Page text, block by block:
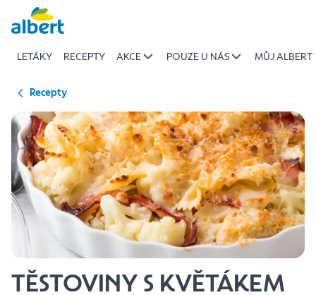
Přeskočit
LETÁKY RECEPTY AKCE POUZE U NÁS MŮJ ALBERT
Recepty
TĚSTOVINY S KVĚTÁKEM